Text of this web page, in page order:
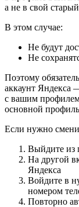
а не в свой
В этом случае:
Не будут
Не
Поэтому
аккаунт Яндекса
с вашим профилем
основной
Если нужно
Выйдите из
На другой
Яндекса
Войдите в
номером
Повторно